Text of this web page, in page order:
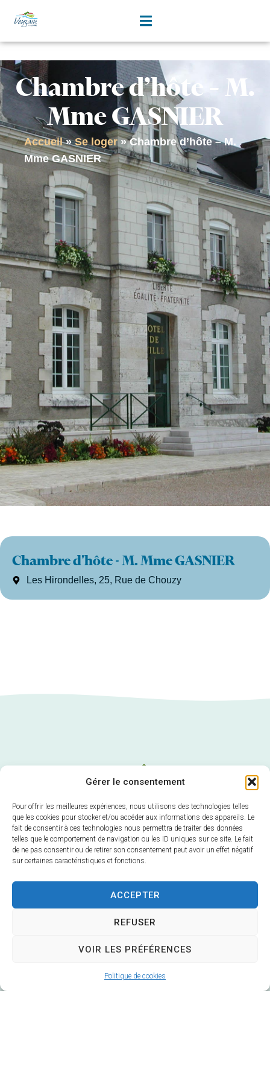
Gérer le consentement
Pour offrir les meilleures expériences, nous utilisons des technologies telles
que les cookies pour stocker et/ou accéder aux informations des appareils. Le
fait de consentir à ces technologies nous permettra de traiter des données
telles que le comportement de navigation ou les ID uniques sur ce site. Le fait
de ne pas consentir ou de retirer son consentement peut avoir un effet négatif
sur certaines caractéristiques et fonctions.
ACCEPTER
REFUSER
VOIR LES PRÉFÉRENCES
Politique de cookies
principal
Chambre d’hôte – M.
Mme GASNIER
Accueil»Se loger »Chambre d’hôte – M.
Mme GASNIER
Chambre d'hôte - M. Mme GASNIER
Les Hirondelles, 25, Rue de Chouzy
Mairie de Veuzain-sur-Loire
6 Rue Gustave Marc
41150 Veuzain-sur-Loire
Du lundi au vendredi 9h – 12h30 / 14h – 17h
Contacter la Mairie